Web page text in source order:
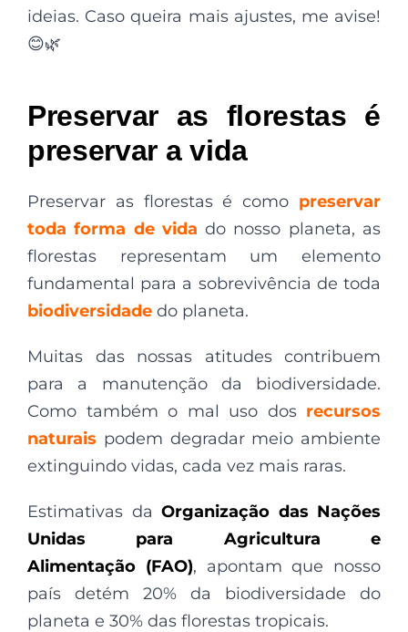
ideias. Caso queira mais ajustes, me avise!
😊🌿
Preservar as florestas é
preservar a vida
Preservar as florestas é como preservar
toda forma de vida do nosso planeta, as
florestas representam um elemento
fundamental para a sobrevivência de toda
biodiversidade do planeta.
Muitas das nossas atitudes contribuem
para a manutenção da biodiversidade.
Como também o mal uso dos recursos
naturais podem degradar meio ambiente
extinguindo vidas, cada vez mais raras.
Estimativas da Organização das Nações
Unidas para Agricultura e
Alimentação (FAO), apontam que nosso
país detém 20% da biodiversidade do
planeta e 30% das florestas tropicais.